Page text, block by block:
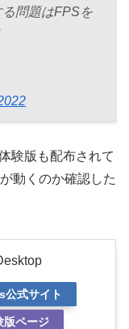
問題はFPSを
験版も配布されて
動くのか確認した
公式サイト
版ページ